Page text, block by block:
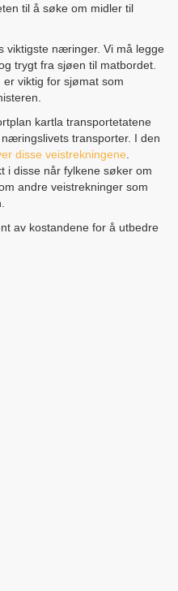
til å søke om midler til
viktigste næringer. Vi må legge
trygt fra sjøen til matbordet.
viktig for sjømat som
kartla transportetatene
transporter. I den
disse veistrekningene
i disse når fylkene søker om
andre veistrekninger som
av kostandene for å utbedre